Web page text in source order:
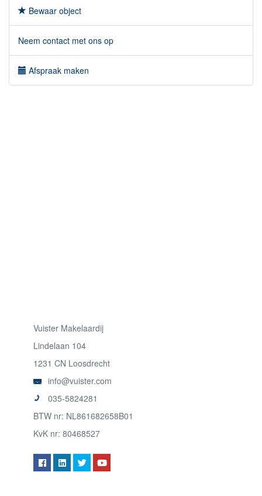
Bewaar object
Neem contact met ons op
Afspraak maken
Vuister Makelaardij
Lindelaan 104
1231 CN Loosdrecht
info@vuister.com
035-5824281
BTW nr: NL861682658B01
KvK nr: 80468527